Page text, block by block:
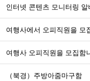
인터넷 콘텐츠 모니터링 알
여행사에서 오피직원을 모
여행사 오피직원을 모집함
（북경）주방아줌마구함